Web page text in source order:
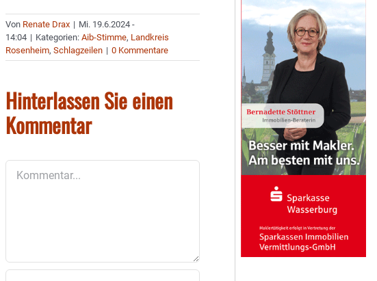
Von Renate Drax | Mi. 19.6.2024 -
14:04 | Kategorien:Aib-Stimme, Landkreis
Rosenheim,Schlagzeilen | 0 Kommentare
Hinterlassen Sie einen
Kommentar